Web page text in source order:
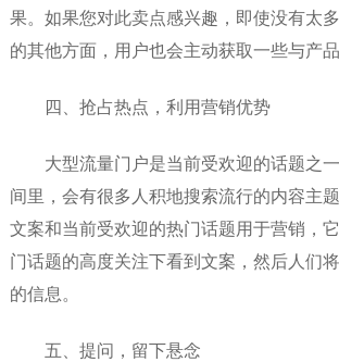
果。如果您对此卖点感兴趣，即使没有太
的其他方面，用户也会主动获取一些与产品
四、抢占热点，利用营销优势
大型流量门户是当前受欢迎的话题之
间里，会有很多人积地搜索流行的内容主
文案和当前受欢迎的热门话题用于营销，
门话题的高度关注下看到文案，然后人们
的信息。
五、提问，留下悬念